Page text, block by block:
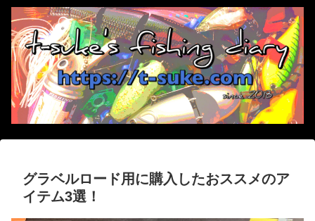
グラベルロード用に購入したおススメのア
イテム3選！